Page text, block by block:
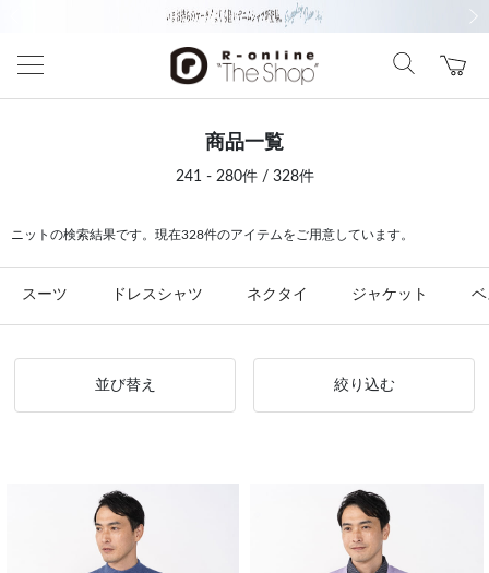
商品一覧
241 - 280件 / 328件
ニットの検索結果です。現在328件のアイテムをご用意しています。
スーツ ドレスシャツ ネクタイ ジャケット
並び替え 絞り込む